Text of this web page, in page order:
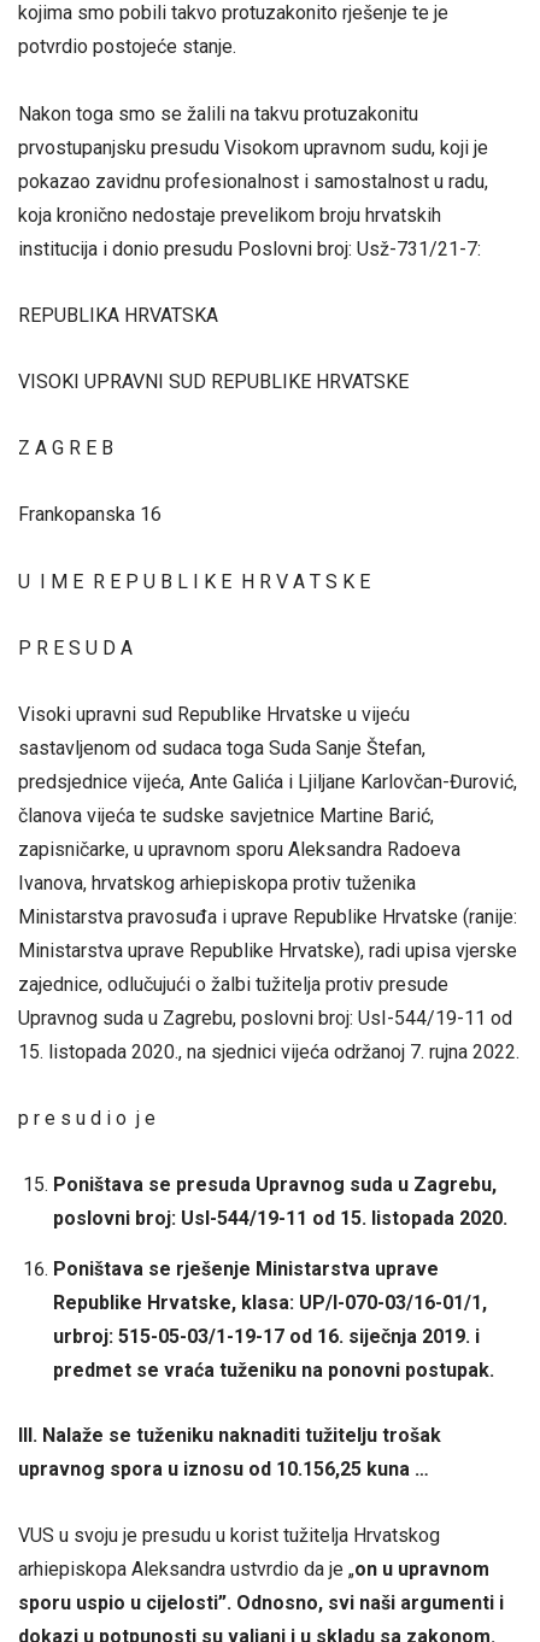
kojima smo pobili takvo protuzakonito rješenje te je
potvrdio postojeće stanje.
Nakon toga smo se žalili na takvu protuzakonitu
prvostupanjsku presudu Visokom upravnom sudu, koji je
pokazao zavidnu profesionalnost i samostalnost u radu,
koja kronično nedostaje prevelikom broju hrvatskih
institucija i donio presudu Poslovni broj: Usž-731/21-7:
REPUBLIKA HRVATSKA
VISOKI UPRAVNI SUD REPUBLIKE HRVATSKE
Z A G R E B
Frankopanska 16
U I M E R E P U B L I K E H R V A T S K E
P R E S U D A
Visoki upravni sud Republike Hrvatske u vijeću
sastavljenom od sudaca toga Suda Sanje Štefan,
predsjednice vijeća, Ante Galića i Ljiljane Karlovčan-Đurović,
članova vijeća te sudske savjetnice Martine Barić,
zapisničarke, u upravnom sporu Aleksandra Radoeva
Ivanova, hrvatskog arhiepiskopa protiv tuženika
Ministarstva pravosuđa i uprave Republike Hrvatske (ranije:
Ministarstva uprave Republike Hrvatske), radi upisa vjerske
zajednice, odlučujući o žalbi tužitelja protiv presude
Upravnog suda u Zagrebu, poslovni broj: UsI-544/19-11 od
15. listopada 2020., na sjednici vijeća održanoj 7. rujna 2022.
p r e s u d i o j e
Poništava se presuda Upravnog suda u Zagrebu,
poslovni broj: UsI-544/19-11 od 15. listopada 2020.
Poništava se rješenje Ministarstva uprave
Republike Hrvatske, klasa: UP/I-070-03/16-01/1,
urbroj: 515-05-03/1-19-17 od 16. siječnja 2019. i
predmet se vraća tuženiku na ponovni postupak.
III. Nalaže se tuženiku naknaditi tužitelju trošak
upravnog spora u iznosu od 10.156,25 kuna …
VUS u svoju je presudu u korist tužitelja Hrvatskog
arhiepiskopa Aleksandra ustvrdio da je „on u upravnom
sporu uspio u cijelosti”. Odnosno, svi naši argumenti i
dokazi u potpunosti su valjani i u skladu sa zakonom.